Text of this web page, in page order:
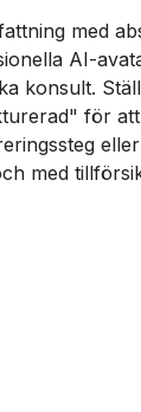
med
AI-
konsult.
för
med